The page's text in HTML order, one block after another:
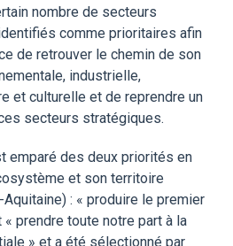
nombre de secteurs
comme prioritaires afin
de retrouver le chemin de son
industrielle,
et culturelle et de reprendre un
secteurs stratégiques.
emparé des deux priorités en
et son territoire
: « produire le premier
prendre toute notre part à la
» et a été sélectionné par